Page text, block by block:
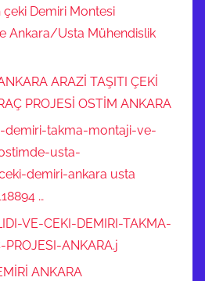
çeki Demiri Montesi
Ankara/Usta Mühendislik
ARAZİ TAŞITI ÇEKİ
PROJESİ OSTİM ANKARA
demiri-takma-montaji-ve-
usta-
demiri-ankara usta
…
VE-CEKI-DEMIRI-TAKMA-
ANKARA.j
ANKARA